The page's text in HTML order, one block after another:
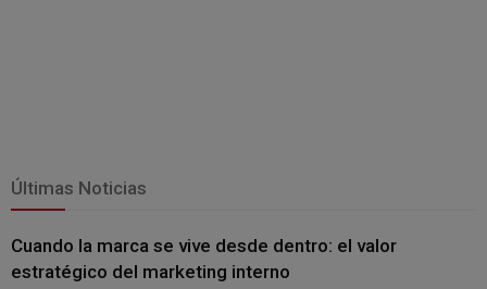
Últimas Noticias
Cuando la marca se vive desde dentro: el valor
estratégico del marketing interno